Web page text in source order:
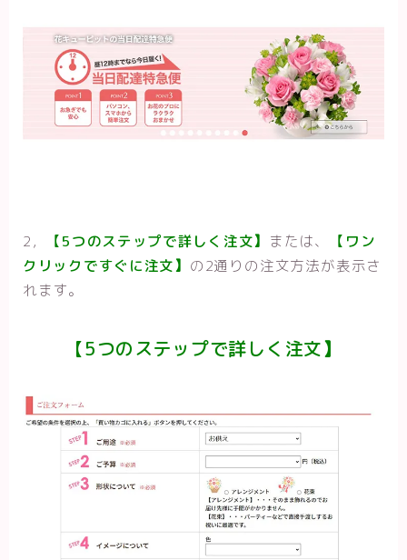
2， 【5つのステップで詳しく注文】 または、
【ワン
クリックですぐに注文】 の2通りの注文方法が表示さ
れます。
【5つのステップで詳しく注文】